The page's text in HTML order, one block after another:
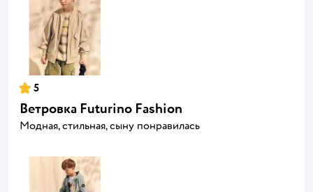
5
Ветровка Futurino Fashion
Модная, стильная, сыну понравилась